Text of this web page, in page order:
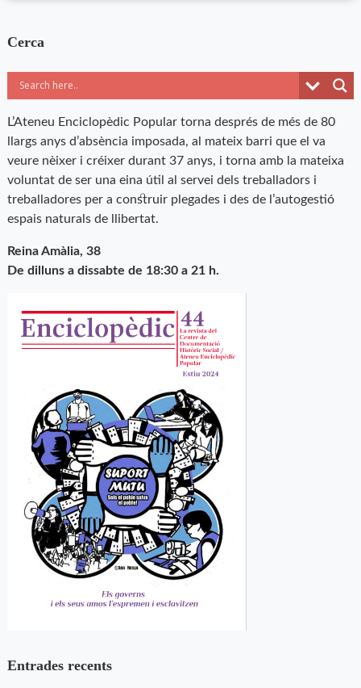
Cerca
L’Ateneu Enciclopèdic Popular torna després de més de 80
llargs anys d’absència imposada, al mateix barri que el va
veure nèixer i créixer durant 37 anys, i torna amb la mateixa
voluntat de ser una eina útil al servei dels treballadors i
treballadores per a construir plegades i des de l’autogestió
espais naturals de llibertat.
Reina Amàlia, 38
De dilluns a dissabte de 18:30 a 21 h.
Entrades recents